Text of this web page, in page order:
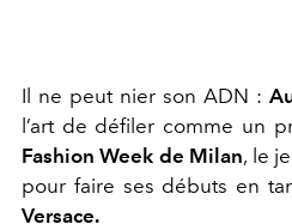
Il ne peut nier son ADN :
l’art de défiler comme un
Fashion Week de Milan, le
pour faire ses débuts en
Versace.